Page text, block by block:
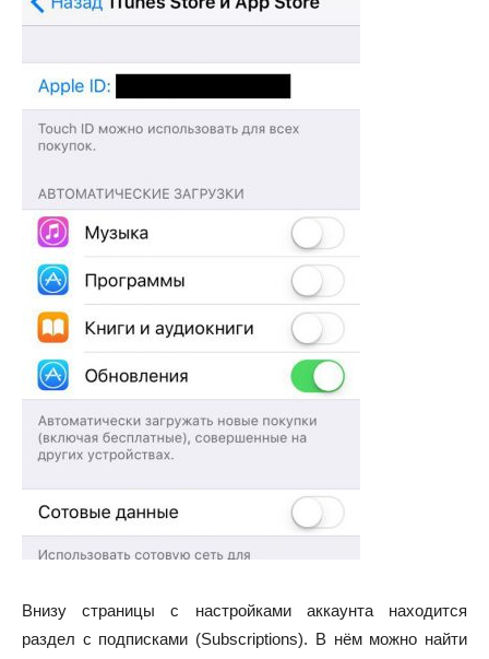
Внизу страницы с настройками аккаунта находится
раздел с подписками (Subscriptions). В нём можно найти